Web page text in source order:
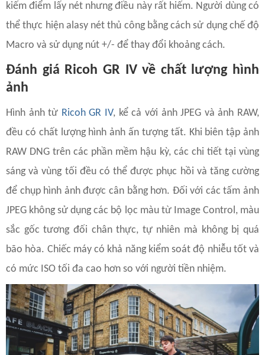
kiếm điểm lấy nét nhưng điều này rất hiếm. Người dùng có
thể thực hiện alasy nét thủ công bằng cách sử dụng chế độ
Macro và sử dụng nút +/- để thay đổi khoảng cách.
Đánh giá Ricoh GR IV về chất lượng hình
ảnh
Hình ảnh từ Ricoh GR IV, kể cả với ảnh JPEG và ảnh RAW,
đều có chất lượng hình ảnh ấn tượng tất. Khi biên tập ảnh
RAW DNG trên các phần mềm hậu kỳ, các chi tiết tại vùng
sáng và vùng tối đều có thể được phục hồi và tăng cường
để chụp hình ảnh được cân bằng hơn. Đối với các tấm ảnh
JPEG không sử dụng các bộ lọc màu từ Image Control, màu
sắc gốc tương đối chân thực, tự nhiên mà không bị quá
bão hòa. Chiếc máy có khả năng kiểm soát độ nhiễu tốt và
có mức ISO tối đa cao hơn so với người tiền nhiệm.